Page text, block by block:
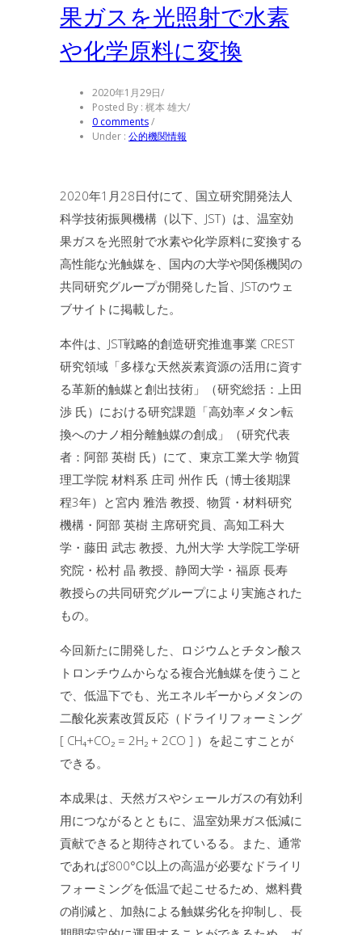
果ガスを光照射で水素
や化学原料に変換
2020年1月29日/
Posted By : 梶本 雄大/
0 comments/
Under : 公的機関情報
2020年1月28日付にて、国立研究開発法人
科学技術振興機構（以下、JST）は、温室効
果ガスを光照射で水素や化学原料に変換する
高性能な光触媒を、国内の大学や関係機関の
共同研究グループが開発した旨、JSTのウェ
ブサイトに掲載した。
本件は、JST戦略的創造研究推進事業 CREST
研究領域「多様な天然炭素資源の活用に資す
る革新的触媒と創出技術」（研究総括：上田
渉 氏）における研究課題「高効率メタン転
換へのナノ相分離触媒の創成」（研究代表
者：阿部 英樹 氏）にて、東京工業大学 物質
理工学院 材料系 庄司 州作 氏（博士後期課
程3年）と宮内 雅浩 教授、物質・材料研究
機構・阿部 英樹 主席研究員、高知工科大
学・藤田 武志 教授、九州大学 大学院工学研
究院・松村 晶 教授、静岡大学・福原 長寿
教授らの共同研究グループにより実施された
もの。
今回新たに開発した、ロジウムとチタン酸ス
トロンチウムからなる複合光触媒を使うこと
で、低温下でも、光エネルギーからメタンの
二酸化炭素改質反応（ドライリフォーミング
[ CH₄+CO₂ = 2H₂ + 2CO ] ）を起こすことが
できる。
本成果は、天然ガスやシェールガスの有効利
用につながるとともに、温室効果ガス低減に
貢献できると期待されているる。また、通常
であれば800℃以上の高温が必要なドライリ
フォーミングを低温で起こせるため、燃料費
の削減と、加熱による触媒劣化を抑制し、長